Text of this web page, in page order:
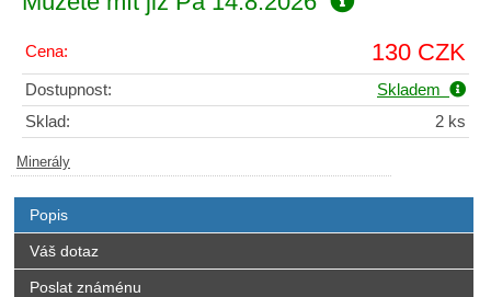
Cena: 130 CZK
Dostupnost:
Skladem
Sklad:
2 ks
Minerály
Popis
Váš dotaz
Poslat známénu